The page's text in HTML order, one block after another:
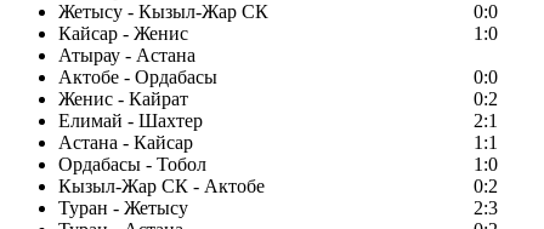
Жетысу - Кызыл-Жар СК
0:0
Кайсар - Женис
1:0
Атырау - Астана
Актобе - Ордабасы
0:0
Женис - Кайрат
0:2
Елимай - Шахтер
2:1
Астана - Кайсар
1:1
Ордабасы - Тобол
1:0
Кызыл-Жар СК - Актобе
0:2
Туран - Жетысу
2:3